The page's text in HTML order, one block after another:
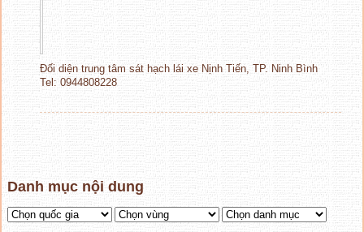
Đối diện trung tâm sát hạch lái xe Nịnh Tiến, TP. Ninh Bình
Tel: 0944808228
Danh mục nội dung